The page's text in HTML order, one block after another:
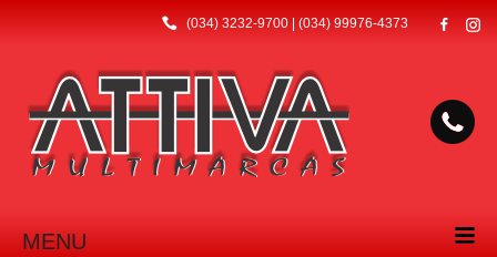
(034) 3232-9700 | (034) 99976-4373
MENU